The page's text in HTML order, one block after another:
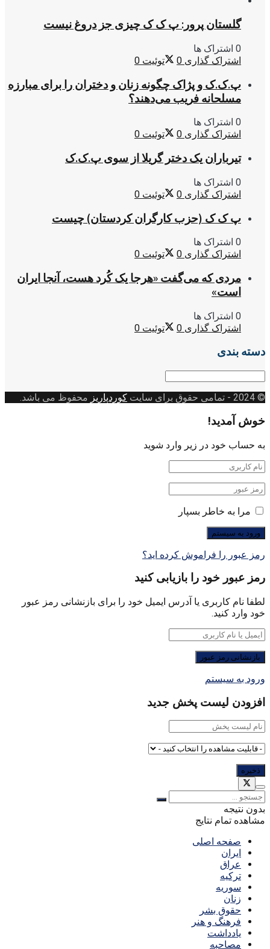
گلستان پرور: پ ک ک چیزی جز دروغ نیست
0 اشتراک ها
اشتراک گذاری 0 توئیت 0
پ.ک.ک و پژاک چگونه زنان و دختران را برای مبارزه
مسلحانه فریب می‌دهند؟
0 اشتراک ها
اشتراک گذاری 0 توئیت 0
تیرباران یک دختر گریلا از سوی پ.ک.ک
0 اشتراک ها
اشتراک گذاری 0 توئیت 0
پ ک ک (حزب کارگران کردستان) چیست
0 اشتراک ها
اشتراک گذاری 0 توئیت 0
مردی که می‌گفت «هرجا یک کُرد هست، آنجا ایران
است»
0 اشتراک ها
اشتراک گذاری 0 توئیت 0
دسته بندی
دسته
© 2024
- تمامی حقوق برای سایت کوردپاریز محفوظ می باشد.
خوش آمدید!
به حساب خود در زیر وارد شوید
مرا به خاطر بسپار
رمز عبور را فراموش کرده اید؟
رمز عبور خود را بازیابی کنید
لطفا نام کاربری یا آدرس ایمیل خود را برای بازنشانی رمز عبور
خود وارد کنید.
ورود به سیستم
افزودن لیست پخش جدید
بدون نتیجه
مشاهده تمام نتایج
صفحه اصلی
ایران
عراق
ترکیه
سوریه
زنان
حقوق بشر
فرهنگ و هنر
یادداشت
مصاحبه